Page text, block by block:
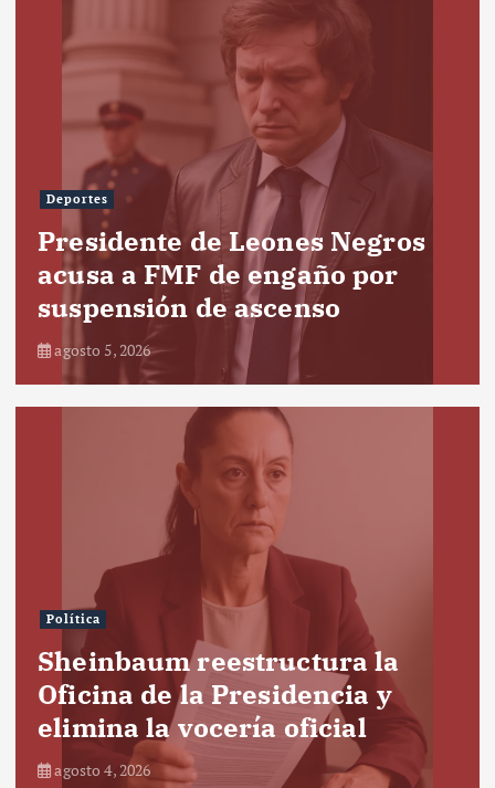
Deportes
Presidente de Leones Negros
acusa a FMF de engaño por
suspensión de ascenso
agosto 5, 2026
Política
Sheinbaum reestructura la
Oficina de la Presidencia y
elimina la vocería oficial
agosto 4, 2026